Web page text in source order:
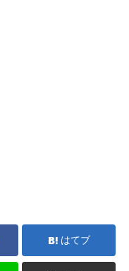
はてブ